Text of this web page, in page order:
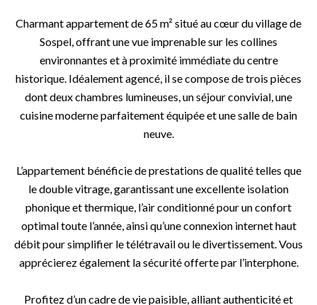
Charmant appartement de 65 m² situé au cœur du village de
Sospel, offrant une vue imprenable sur les collines
environnantes et à proximité immédiate du centre
historique. Idéalement agencé, il se compose de trois pièces
dont deux chambres lumineuses, un séjour convivial, une
cuisine moderne parfaitement équipée et une salle de bain
neuve.
L’appartement bénéficie de prestations de qualité telles que
le double vitrage, garantissant une excellente isolation
phonique et thermique, l’air conditionné pour un confort
optimal toute l’année, ainsi qu’une connexion internet haut
débit pour simplifier le télétravail ou le divertissement. Vous
apprécierez également la sécurité offerte par l’interphone.
Profitez d’un cadre de vie paisible, alliant authenticité et